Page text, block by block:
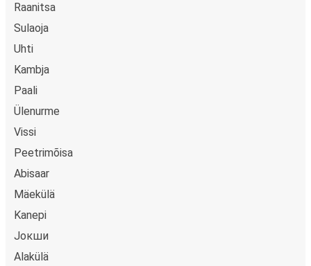
Raanitsa
Sulaoja
Uhti
Kambja
Paali
Ülenurme
Vissi
Peetrimõisa
Abisaar
Mäekülä
Kanepi
Јокши
Alakülä